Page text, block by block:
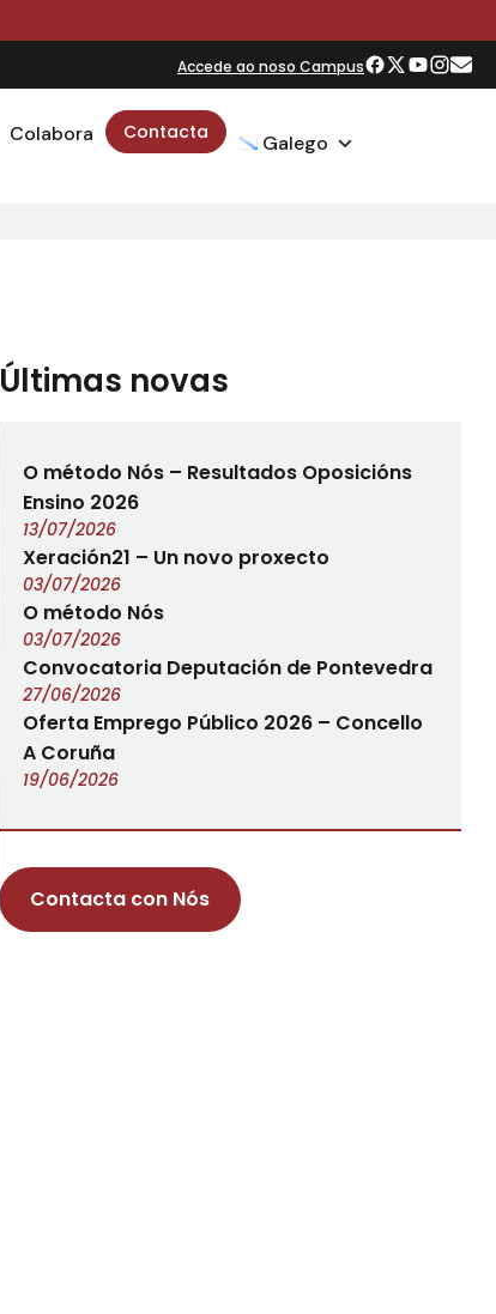
Accede ao noso Campus
Colabora Contacta Galego
Últimas novas
O método Nós – Resultados Oposicións
Ensino 2026
13/07/2026
Xeración21 – Un novo proxecto
03/07/2026
O método Nós
03/07/2026
Convocatoria Deputación de Pontevedra
27/06/2026
Oferta Emprego Público 2026 – Concello
A Coruña
19/06/2026
Contacta con Nós